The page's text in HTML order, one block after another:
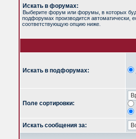
Искать в форумах:
Выберите форум или форумы, в которых
подфорумах производится автоматически,
соответствующую опцию ниже.
Искать в подфорумах:
Поле сортировки:
Искать сообщения за: